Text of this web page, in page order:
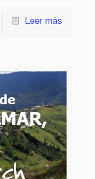
Leer más